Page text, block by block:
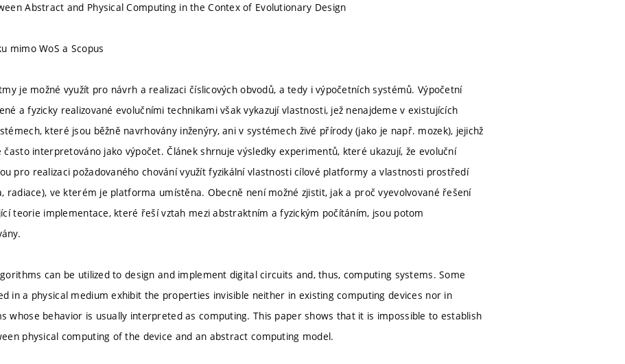
Abstract and Physical Computing in the Contex of Evolutionary Design
mimo WoS a Scopus
je možné využít pro návrh a realizaci číslicových obvodů, a tedy i výpočetních systémů. Výpočetní
a fyzicky realizované evolučními technikami však vykazují vlastnosti, jež nenajdeme v existujících
které jsou běžně navrhovány inženýry, ani v systémech živé přírody (jako je např. mozek), jejichž
často interpretováno jako výpočet. Článek shrnuje výsledky experimentů, které ukazují, že evoluční
pro realizaci požadovaného chování využít fyzikální vlastnosti cílové platformy a vlastnosti prostředí
radiace), ve kterém je platforma umístěna. Obecně není možné zjistit, jak a proč vyevolvované řešení
teorie implementace, které řeší vztah mezi abstraktním a fyzickým počítáním, jsou potom
can be utilized to design and implement digital circuits and, thus, computing systems. Some
in a physical medium exhibit the properties invisible neither in existing computing devices nor in
whose behavior is usually interpreted as computing. This paper shows that it is impossible to establish
physical computing of the device and an abstract computing model.